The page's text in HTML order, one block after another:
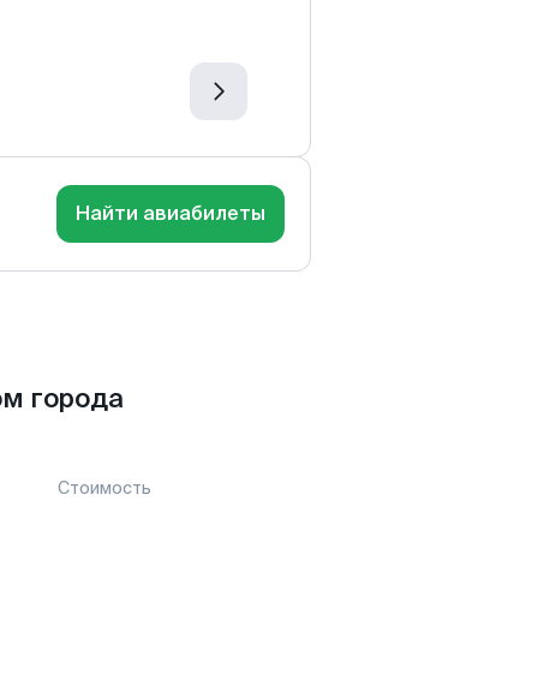
Найти авиабилеты
города
Стоимость